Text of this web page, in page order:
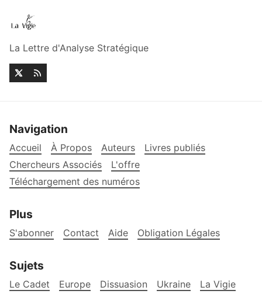
La Lettre d'Analyse Stratégique
Navigation
Accueil À Propos Auteurs
Livres publiés
Chercheurs Associés
L'offre
Téléchargement des numéros
Plus
S'abonner Contact Aide Obligation Légales
Sujets
Le Cadet Europe Dissuasion Ukraine La Vigie